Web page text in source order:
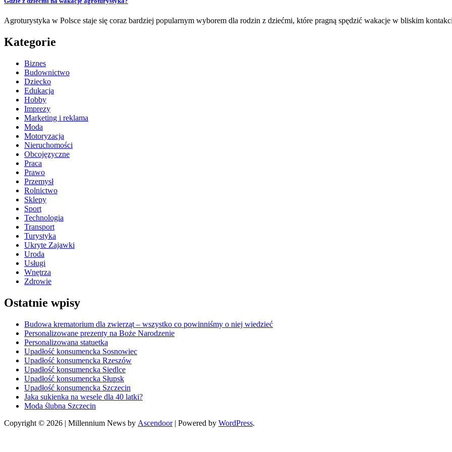
Agroturystyka w Polsce staje się coraz bardziej popularnym wyborem dla rodzin z dziećmi, które pragną spędzić wakacje w bliskim
Kategorie
Biznes
Budownictwo
Dziecko
Edukacja
Hobby
Imprezy
Marketing i reklama
Moda
Motoryzacja
Nieruchomości
Obcojęzyczne
Praca
Prawo
Przemysł
Rolnictwo
Sklepy
Sport
Technologia
Transport
Turystyka
Ukryte Zajawki
Uroda
Usługi
Wnętrza
Zdrowie
Ostatnie wpisy
Budowa krematorium dla zwierząt – wszystko co powinniśmy o niej wiedzieć
Personalizowane prezenty na Boże Narodzenie
Personalizowana statuetka
Upadłość konsumencka Sosnowiec
Upadłość konsumencka Rzeszów
Upadłość konsumencka Siedlce
Upadłość konsumencka Słupsk
Upadłość konsumencka Szczecin
Jaka sukienka na wesele dla 40 latki?
Moda ślubna Szczecin
Copyright © 2026 | Millennium News by Ascendoor| Powered by WordPress.